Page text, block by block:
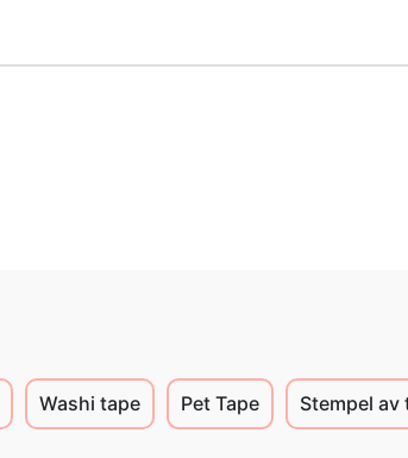
Washi tape Pet Tape Stempel av